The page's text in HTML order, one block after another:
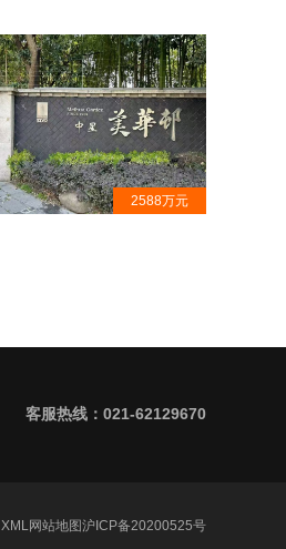
2588万元
客服热线：021-62129670
沪ICP备20200525号
网站地图
XML